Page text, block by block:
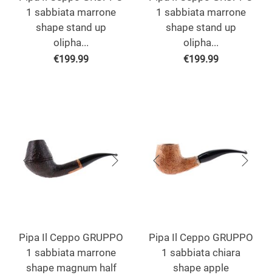
1 sabbiata marrone
shape stand up
olipha...
€199.99
1 sabbiata marrone
shape stand up
olipha...
€199.99
Pipa Il Ceppo GRUPPO
1 sabbiata marrone
shape magnum half
Pipa Il Ceppo GRUPPO
1 sabbiata chiara
shape apple